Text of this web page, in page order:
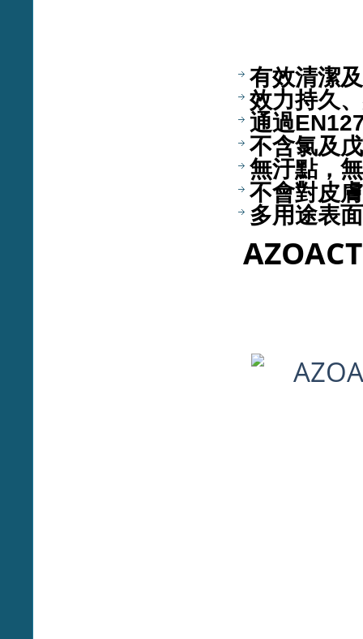
有效清潔
效力持久
通過
不含氯及
無汙點，
不會對皮
多用途表